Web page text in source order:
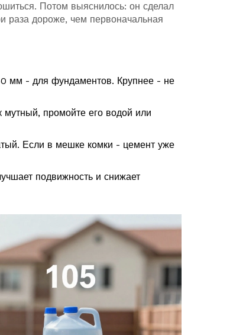
Потом выяснилось: он сделал
раза дороже, чем первоначальная
мм - для фундаментов. Крупнее - не
промойте его водой или
Если в мешке комки - цемент уже
подвижность и снижает